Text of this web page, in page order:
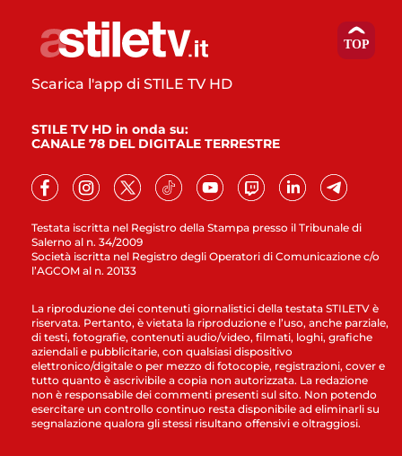
Testata iscritta nel Registro della Stampa presso il Tribunale di
Salerno al n. 34/2009
Società iscritta nel Registro degli Operatori di Comunicazione c/o
l’AGCOM al n. 20133
Scarica l'app di STILE TV HD
STILE TV HD in onda su:
CANALE 78 DEL DIGITALE TERRESTRE
La riproduzione dei contenuti giornalistici della testata STILETV è
riservata. Pertanto, è vietata la riproduzione e l’uso, anche parziale,
di testi, fotografie, contenuti audio/video, filmati, loghi, grafiche
aziendali e pubblicitarie, con qualsiasi dispositivo
elettronico/digitale o per mezzo di fotocopie, registrazioni, cover e
tutto quanto è ascrivibile a copia non autorizzata. La redazione
non è responsabile dei commenti presenti sul sito. Non potendo
esercitare un controllo continuo resta disponibile ad eliminarli su
segnalazione qualora gli stessi risultano offensivi e oltraggiosi.